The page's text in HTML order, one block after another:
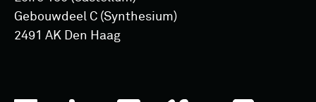
Gebouwdeel C (Synthesium)
2491 AK Den Haag